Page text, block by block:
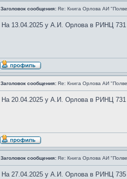
Заголовок сообщения: Re: Книга Орлова АИ
На 13.04.2025 у А.И. Орлова в РИНЦ 731
Заголовок сообщения: Re: Книга Орлова АИ
На 20.04.2025 у А.И. Орлова в РИНЦ 731
Заголовок сообщения: Re: Книга Орлова АИ
На 27.04.2025 у А.И. Орлова в РИНЦ 735